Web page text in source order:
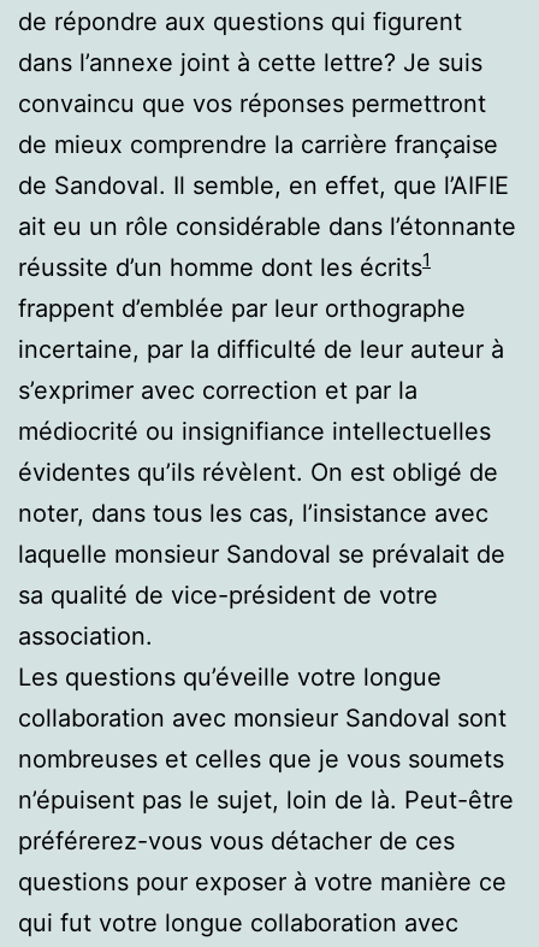
de répondre aux questions qui figurent
dans l’annexe joint à cette lettre? Je suis
convaincu que vos réponses permettront
de mieux comprendre la carrière française
de Sandoval. Il semble, en effet, que l’AIFIE
ait eu un rôle considérable dans l’étonnante
réussite d’un homme dont les écrits1
frappent d’emblée par leur orthographe
incertaine, par la difficulté de leur auteur à
s’exprimer avec correction et par la
médiocrité ou insignifiance intellectuelles
évidentes qu’ils révèlent. On est obligé de
noter, dans tous les cas, l’insistance avec
laquelle monsieur Sandoval se prévalait de
sa qualité de vice-président de votre
association.
Les questions qu’éveille votre longue
collaboration avec monsieur Sandoval sont
nombreuses et celles que je vous soumets
n’épuisent pas le sujet, loin de là. Peut-être
préférerez-vous vous détacher de ces
questions pour exposer à votre manière ce
qui fut votre longue collaboration avec